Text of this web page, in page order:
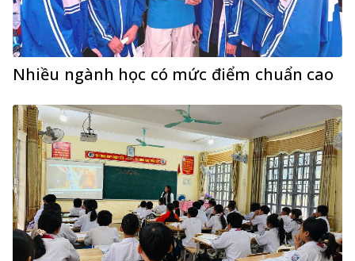
Nhiều ngành học có mức điểm chuẩn cao